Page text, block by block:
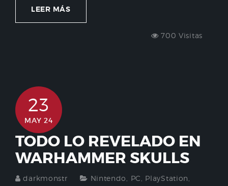
LEER MÁS
700 Visitas
23
MAY 24
TODO LO REVELADO EN
WARHAMMER SKULLS
darkmonstr Nintendo PC PlayStation